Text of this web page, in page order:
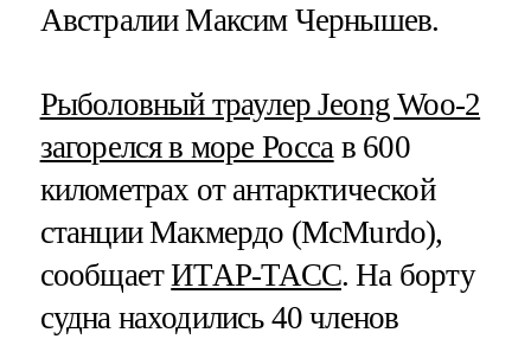
Австралии Максим Чернышев.
Рыболовный траулер Jeong Woo-2
загорелся в море Росса в 600
километрах от антарктической
станции Макмердо (McMurdo),
сообщаетИТАР-ТАСС. На борту
судна находились 40 членов